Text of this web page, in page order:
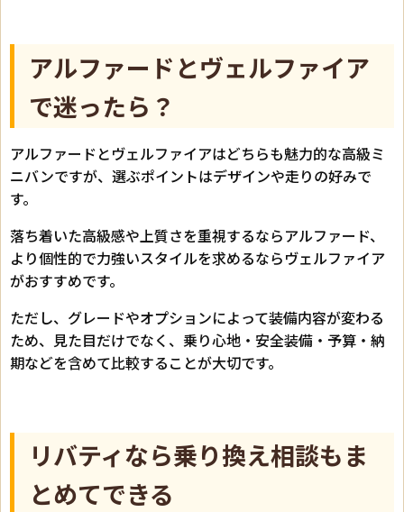
アルファードとヴェルファイア
で迷ったら？
アルファードとヴェルファイアはどちらも魅力的な高級ミ
ニバンですが、選ぶポイントはデザインや走りの好みで
す。
落ち着いた高級感や上質さを重視するならアルファード、
より個性的で力強いスタイルを求めるならヴェルファイア
がおすすめです。
ただし、グレードやオプションによって装備内容が変わる
ため、見た目だけでなく、乗り心地・安全装備・予算・納
期などを含めて比較することが大切です。
リバティなら乗り換え相談もま
とめてできる